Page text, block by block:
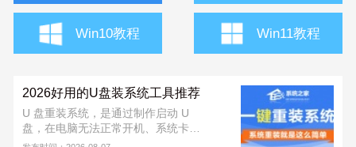
Win10教程 Win11教程
2026好用的U盘装系统工具推荐
U 盘重装系统，是通过制作启动 U
盘，在电脑无法正常开机、系统卡
顿、中毒或需要全新安装时，快速重